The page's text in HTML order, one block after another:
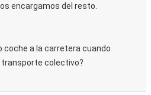
encargamos del resto.
coche a la carretera cuando
colectivo?